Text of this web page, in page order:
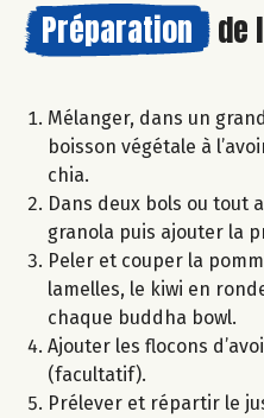
Préparation de
Mélanger, dans un
boisson végétale à
chia.
Dans deux bols ou tout
granola puis ajouter la
Peler et couper la
lamelles, le kiwi en
chaque buddha bowl.
Ajouter les flocons
(facultatif).
Prélever et répartir le